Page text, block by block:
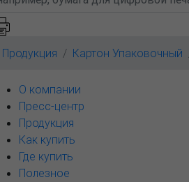
Продукция Картон Упаковочный
О компании
Пресс-центр
Продукция
Как купить
Где купить
Полезное